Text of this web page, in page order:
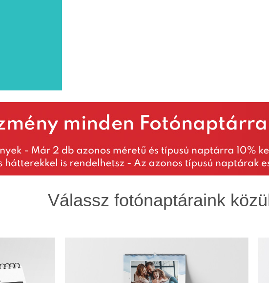
Válassz fotónaptáraink